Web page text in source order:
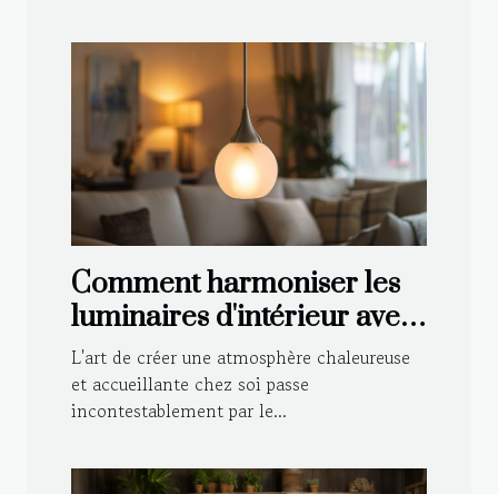
Comment harmoniser les
luminaires d'intérieur avec
votre décoration
L'art de créer une atmosphère chaleureuse
et accueillante chez soi passe
incontestablement par le...